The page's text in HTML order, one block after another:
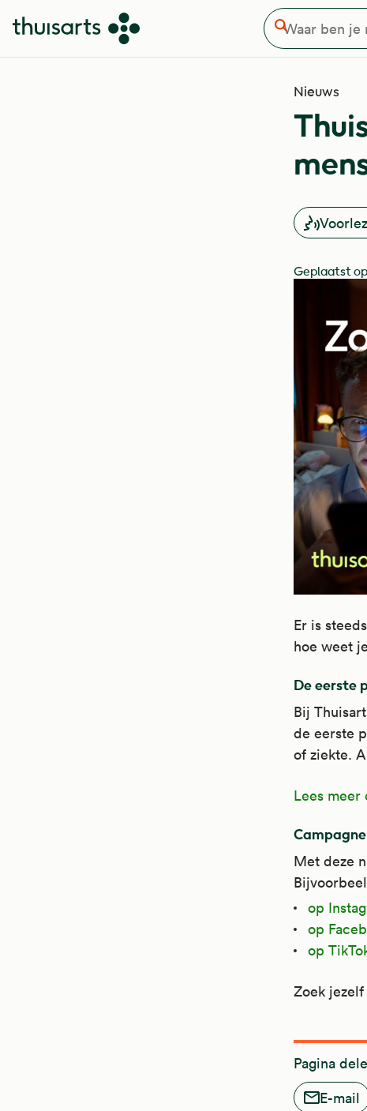
Overslaan en naar de inhoud gaan Waar ben je naar op zoek?
Zoeken
Nieuws
Geplaatst
Er is
hoe weet
De eerste
Bij
de eerste
of ziekte.
Lees meer
Met deze
op
op
op
Zoek
Pagina
E-mail